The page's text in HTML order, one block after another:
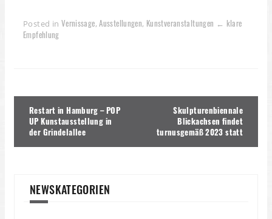
Posted in Vernissage,Ausstellungen, Kunstveranstaltungen ← klare
Empfehlung
Beitragsnavigation
Restart in Hamburg – POP
UP Kunstausstellung in
der Grindelallee
Skulpturenbiennale
Blickachsen findet
turnusgemäß 2023 statt
NEWSKATEGORIEN